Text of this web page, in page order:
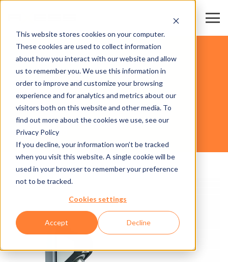
This website stores cookies on your computer.
These cookies are used to collect information
about how you interact with our website and allow
us to remember you. We use this information in
order to improve and customize your browsing
experience and for analytics and metrics about our
visitors both on this website and other media. To
find out more about the cookies we use, see our
Privacy Policy
If you decline, your information won’t be tracked
when you visit this website. A single cookie will be
used in your browser to remember your preference
not to be tracked.
Cookies settings
Accept Decline
TURNSTILE 600
ハードウェア
スキー場・リゾート